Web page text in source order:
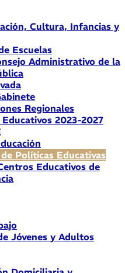
Cultura, Infancias y
Escuelas
Administrativo de la
Regionales
2023-2027
Políticas Educativas
Educativos de
Jóvenes y Adultos